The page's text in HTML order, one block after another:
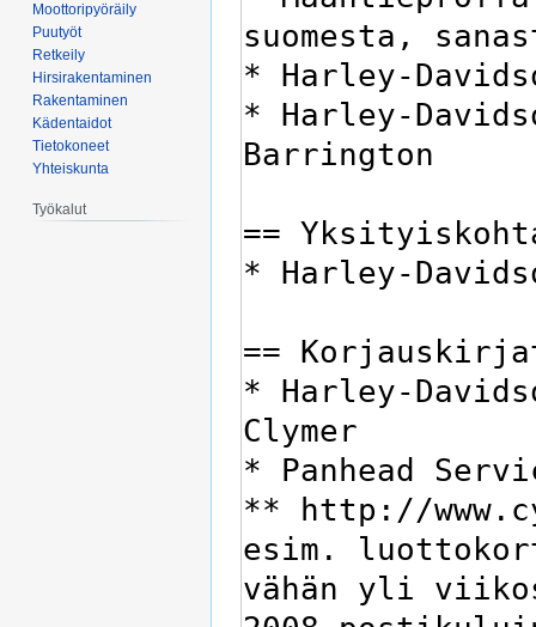
Moottoripyöräily
Puutyöt
Retkeily
Hirsirakentaminen
Rakentaminen
Kädentaidot
Tietokoneet
Yhteiskunta
Työkalut